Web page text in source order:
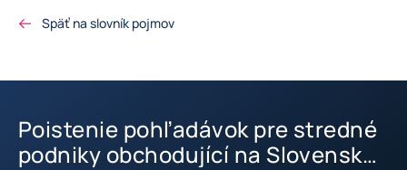
Späť na slovník pojmov
Poistenie pohľadávok pre stredné
podniky obchodující na Slovensku